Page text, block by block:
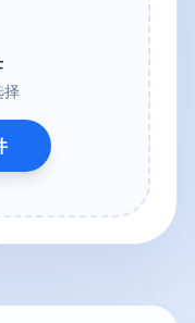
择